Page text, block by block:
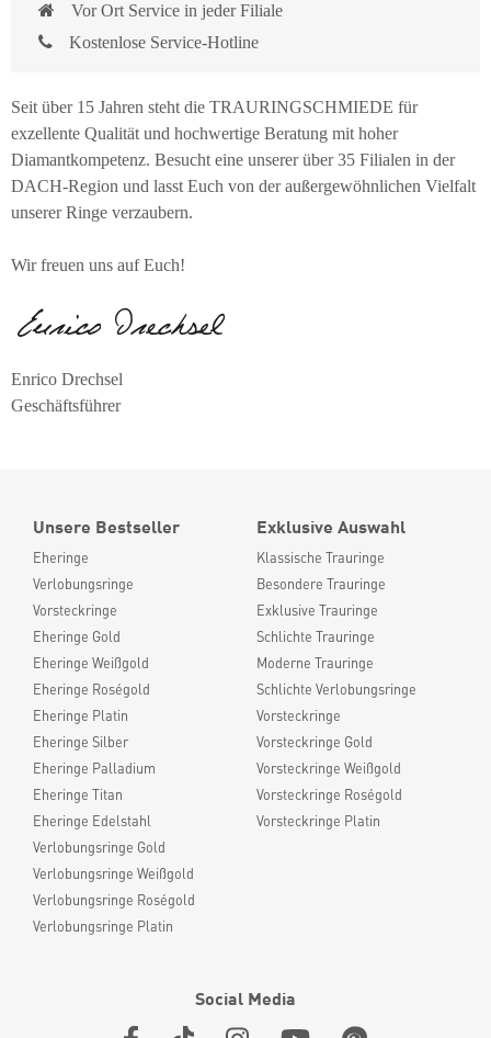
Vor Ort Service in jeder Filiale
Kostenlose Service-Hotline
Seit über 15 Jahren steht die TRAURINGSCHMIEDE für
exzellente Qualität und hochwertige Beratung mit hoher
Diamantkompetenz. Besucht eine unserer über 35 Filialen in der
DACH-Region und lasst Euch von der außergewöhnlichen Vielfalt
unserer Ringe verzaubern.
Wir freuen uns auf Euch!
Enrico Drechsel
Geschäftsführer
Unsere Bestseller
Eheringe
Verlobungsringe
Vorsteckringe
Eheringe Gold
Eheringe Weißgold
Eheringe Roségold
Eheringe Platin
Eheringe Silber
Eheringe Palladium
Eheringe Titan
Eheringe Edelstahl
Verlobungsringe Gold
Verlobungsringe Weißgold
Verlobungsringe Roségold
Verlobungsringe Platin
Exklusive Auswahl
Klassische Trauringe
Besondere Trauringe
Exklusive Trauringe
Schlichte Trauringe
Moderne Trauringe
Schlichte Verlobungsringe
Vorsteckringe
Vorsteckringe Gold
Vorsteckringe Weißgold
Vorsteckringe Roségold
Vorsteckringe Platin
Social Media